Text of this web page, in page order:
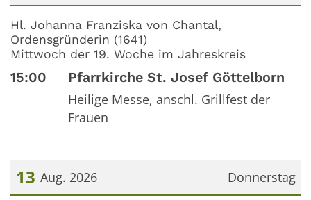
Datum: 12. August 2026
Hl. Johanna Franziska von Chantal,
Ordensgründerin (1641)
Mittwoch der 19. Woche im Jahreskreis
15:00 Pfarrkirche St. Josef Göttelborn
Heilige Messe, anschl. Grillfest der
Frauen
Donnerstag
13 Aug. 2026